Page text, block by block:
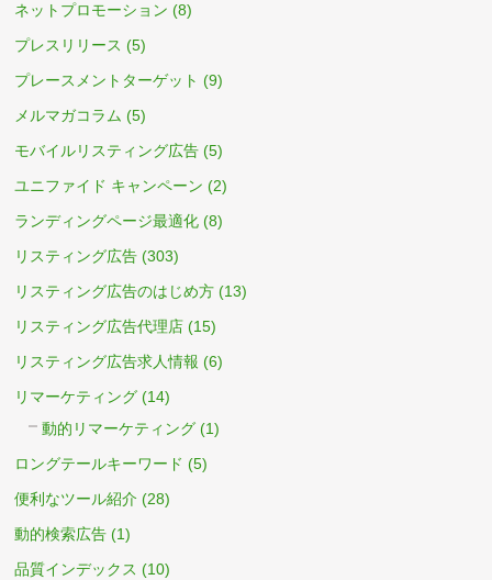
ネットプロモーション (8)
プレスリリース (5)
プレースメントターゲット (9)
メルマガコラム (5)
モバイルリスティング広告 (5)
ユニファイド キャンペーン (2)
ランディングページ最適化 (8)
リスティング広告 (303)
リスティング広告のはじめ方 (13)
リスティング広告代理店 (15)
リスティング広告求人情報 (6)
リマーケティング (14)
動的リマーケティング (1)
ロングテールキーワード (5)
便利なツール紹介 (28)
動的検索広告 (1)
品質インデックス (10)